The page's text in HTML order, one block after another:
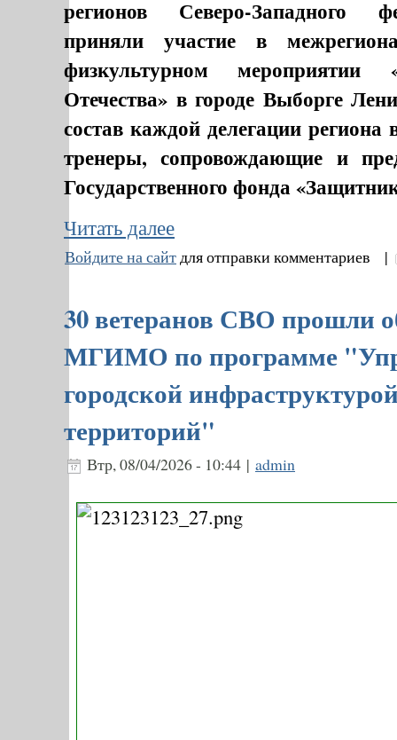
регионов Северо-Западного
приняли участие в
физкультурном мероприятии
Отечества» в городе Выборге
состав каждой делегации
тренеры, сопровождающие и
Государственного фонда
Читать далее
Войдите на сайт для отправки комментариев |
30 ветеранов СВО прошли
МГИМО по программе
городской
территорий"
Втр, 08/04/2026 - 10:44 | admin